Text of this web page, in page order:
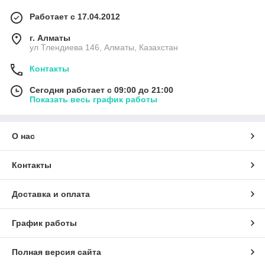
Работает с 17.04.2012
г. Алматы
ул Тлендиева 146, Алматы, Казахстан
Контакты
Сегодня работает с 09:00 до 21:00
Показать весь график работы
О нас
Контакты
Доставка и оплата
График работы
Полная версия сайта